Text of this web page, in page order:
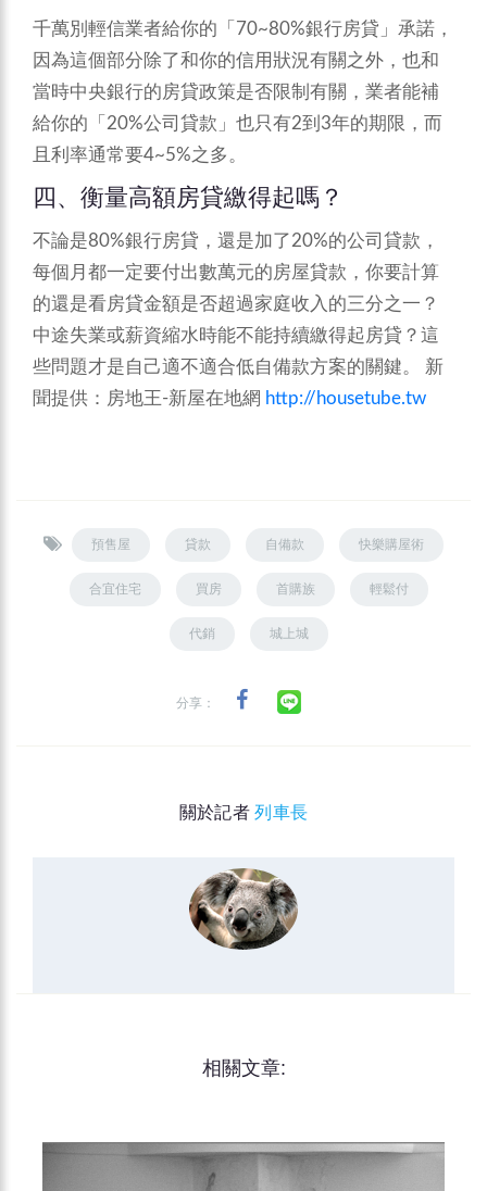
千萬別輕信業者給你的「70~80%銀行房貸」承諾，
因為這個部分除了和你的信用狀況有關之外，也和
當時中央銀行的房貸政策是否限制有關，業者能補
給你的「20%公司貸款」也只有2到3年的期限，而
且利率通常要4~5%之多。
四、衡量高額房貸繳得起嗎？
不論是80%銀行房貸，還是加了20%的公司貸款，
每個月都一定要付出數萬元的房屋貸款，你要計算
的還是看房貸金額是否超過家庭收入的三分之一？
中途失業或薪資縮水時能不能持續繳得起房貸？這
些問題才是自己適不適合低自備款方案的關鍵。 新
聞提供：房地王-新屋在地網 http://housetube.tw
預售屋 貸款 自備款 快樂購屋術
合宜住宅 買房 首購族 輕鬆付
代銷 城上城
分享：
關於記者列車長
相關文章: